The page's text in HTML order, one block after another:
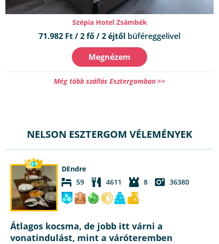
Szépia Hotel Zsámbék
71.982 Ft / 2 fő / 2 éjtől büféreggelivel
Megnézem
Még több szállás Esztergomban >>
NELSON ESZTERGOM VÉLEMÉNYEK
DEndre
59
4611 8 36380
Átlagos kocsma, de jobb itt várni a
vonatindulást, mint a váróteremben